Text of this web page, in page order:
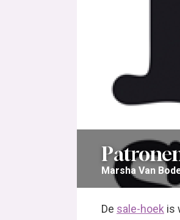
Marsha Van
De sale-hoek is